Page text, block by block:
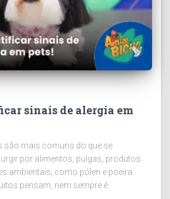
sinais de alergia em
são mais comuns do que se
por alimentos, pulgas, produtos
ambientais, como pólen e poeira.
pensam, nem sempre é